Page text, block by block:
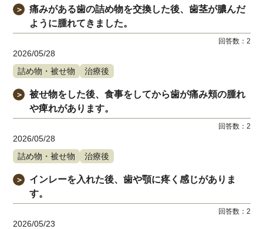
＞
痛みがある歯の詰め物を交換した後、歯茎が膿んだ
ように腫れてきました。
回答数： 2
2026/05/28
詰め物・被せ物
治療後
＞
被せ物をした後、食事をしてから歯が痛み頬の腫れ
や痺れがあります。
回答数： 2
2026/05/28
詰め物・被せ物
治療後
＞
インレーを入れた後、歯や顎に疼く感じがありま
す。
回答数： 2
2026/05/23